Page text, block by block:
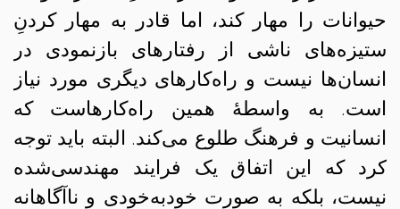
حیوانات را مهار کند، اما قادر به مهار کردنِ
ستیزه‌های ناشی از رفتارهای بازنمودی در
انسان‌ها نیست و راه‌کارهای دیگری مورد نیاز
است. به واسطهٔ همین راه‌کارهاست که
انسانیت و فرهنگ طلوع می‌کند. البته باید توجه
کرد که این اتفاق یک فرایند مهندسی‌شده
نیست، بلکه به صورت خودبه‌خودی و ناآگاهانه